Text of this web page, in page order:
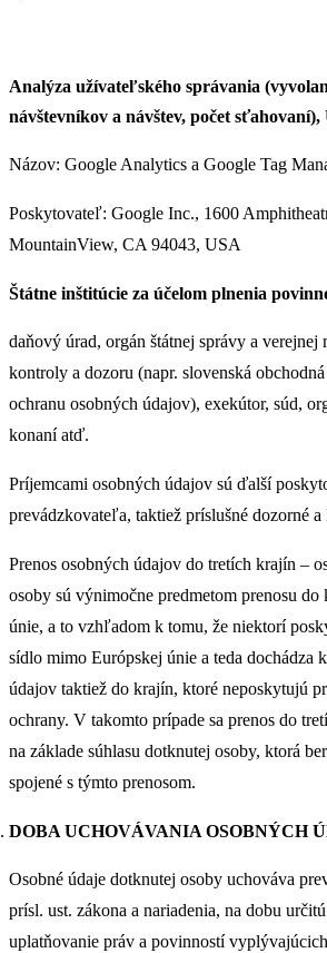
Analýza užívateľského správania
návštevníkov a návštev, počet sťahovaní),
Názov: Google Analytics a Google Tag
Poskytovateľ: Google Inc., 1600
MountainView, CA 94043, USA
Štátne inštitúcie za účelom plnenia
daňový úrad, orgán štátnej správy a verejnej
kontroly a dozoru (napr. slovenská
ochranu osobných údajov), exekútor, súd,
konaní atď.
Príjemcami osobných údajov sú ďalší
prevádzkovateľa, taktiež príslušné dozorné a
Prenos osobných údajov do tretích krajín –
osoby sú výnimočne predmetom prenosu
únie, a to vzhľadom k tomu, že niektorí
sídlo mimo Európskej únie a teda dochádza
údajov taktiež do krajín, ktoré neposkytujú
ochrany. V takomto prípade sa prenos do
na základe súhlasu dotknutej osoby, ktorá
spojené s týmto prenosom.
DOBA UCHOVÁVANIA OSOBNÝCH
Osobné údaje dotknutej osoby uchováva
prísl. ust. zákona a nariadenia, na dobu
uplatňovanie práv a povinností